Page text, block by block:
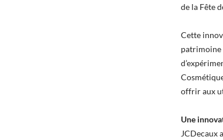
de la Fête
Cette
patrimoine
offrir aux
Une
JCDecaux